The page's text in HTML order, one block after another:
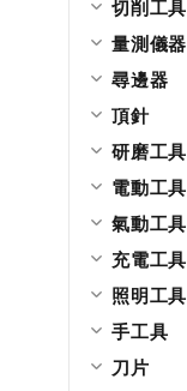
切削工具
量測儀器
尋邊器
頂針
研磨工具
電動工具
氣動工具
充電工具
照明工具
手工具
刀片